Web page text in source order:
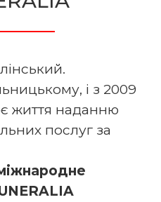
і з 2009
життя наданню
послуг за